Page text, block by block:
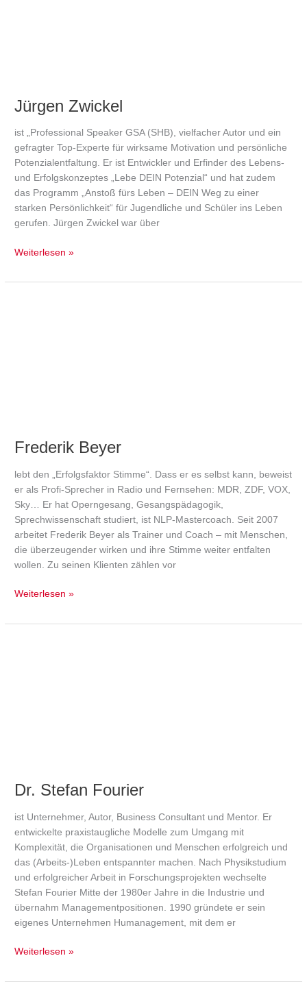
Jürgen Zwickel
ist „Professional Speaker GSA (SHB), vielfacher Autor und ein
gefragter Top-Experte für wirksame Motivation und persönliche
Potenzialentfaltung. Er ist Entwickler und Erfinder des Lebens-
und Erfolgskonzeptes „Lebe DEIN Potenzial“ und hat zudem
das Programm „Anstoß fürs Leben – DEIN Weg zu einer
starken Persönlichkeit“ für Jugendliche und Schüler ins Leben
gerufen. Jürgen Zwickel war über
Weiterlesen »
Frederik Beyer
lebt den „Erfolgsfaktor Stimme“. Dass er es selbst kann, beweist
er als Profi-Sprecher in Radio und Fernsehen: MDR, ZDF, VOX,
Sky… Er hat Operngesang, Gesangspädagogik,
Sprechwissenschaft studiert, ist NLP-Mastercoach. Seit 2007
arbeitet Frederik Beyer als Trainer und Coach – mit Menschen,
die überzeugender wirken und ihre Stimme weiter entfalten
wollen. Zu seinen Klienten zählen vor
Weiterlesen »
Dr. Stefan Fourier
ist Unternehmer, Autor, Business Consultant und Mentor. Er
entwickelte praxistaugliche Modelle zum Umgang mit
Komplexität, die Organisationen und Menschen erfolgreich und
das (Arbeits-)Leben entspannter machen. Nach Physikstudium
und erfolgreicher Arbeit in Forschungsprojekten wechselte
Stefan Fourier Mitte der 1980er Jahre in die Industrie und
übernahm Managementpositionen. 1990 gründete er sein
eigenes Unternehmen Humanagement, mit dem er
Weiterlesen »